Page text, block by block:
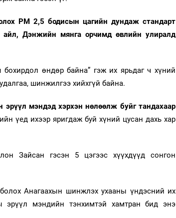
РМ 2,5 бодисын цагийн дундаж стандарт
Дэнжийн мянга орчимд өвлийн улиралд
өндөр байна” гэж их ярьдаг ч хүний
шинжилгээ хийхгүй байна.
эрүүл мэндэд хэрхэн нөлөөлж буйг тандахаар
үед ихээр яригдаж буй хүний цусан дахь хар
Зайсан гэсэн 5 цэгээс хүүхдүүд сонгон
Анагаахын шинжлэх ухааны үндэсний их
эрүүл мэндийн тэнхимтэй хамтран бид энэ